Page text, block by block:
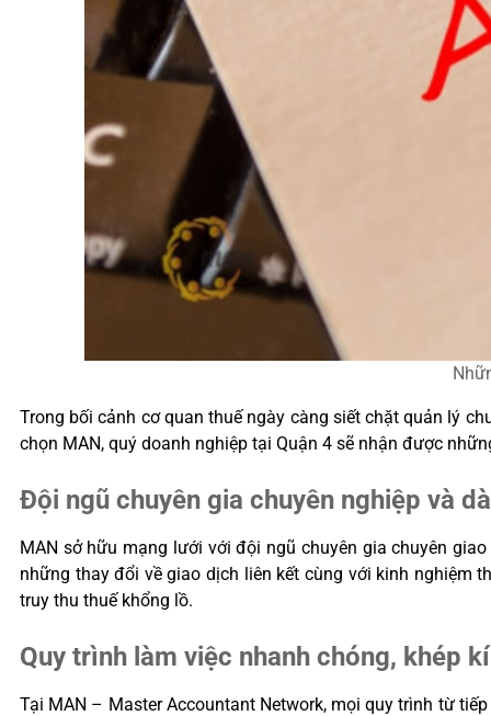
Trong bối cảnh cơ quan thuế ngày càng siết chặt quản lý
chọn MAN, quý doanh nghiệp tại Quận 4 sẽ nhận được
Đội ngũ chuyên gia chuyên nghiệp và
MAN sở hữu mạng lưới với đội ngũ chuyên gia chuyên
những thay đổi về giao dịch liên kết cùng với kinh nghiệm
truy thu thuế khổng lồ.
Quy trình làm việc nhanh chóng, khép
Tại MAN – Master Accountant Network, mọi quy trình từ